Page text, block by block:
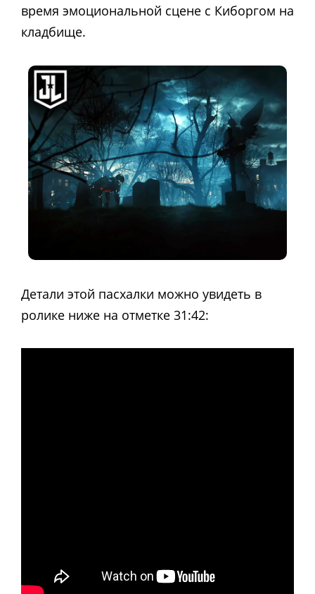
время эмоциональной сцене с Киборгом на
кладбище.
Детали этой пасхалки можно увидеть в
ролике ниже на отметке 31:42: